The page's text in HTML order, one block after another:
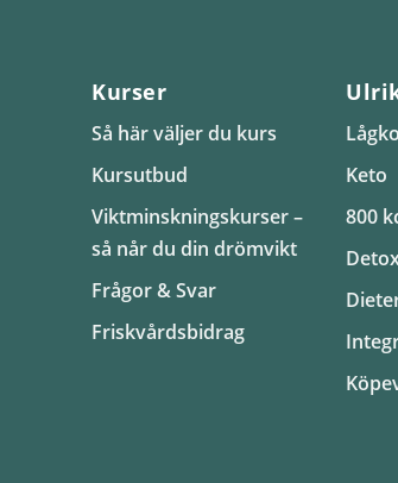
Kurser
Så här väljer du kurs
Kursutbud
Viktminskningskurser –
så når du din drömvikt
Frågor & Svar
Friskvårdsbidrag
Keto
800